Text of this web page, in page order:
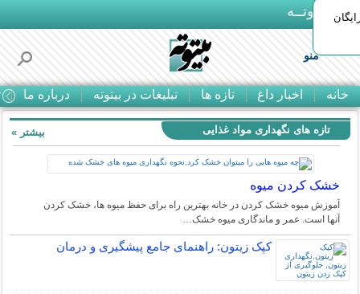
بـیتوتــه
منو
خانه اخبار داغ تازه ها تبلیغات در بیتوته درباره ما
تازه های نگهداری مواد غذایی
خشک کردن میوه
آموزش میوه خشک کردن در خانه بهترین راه برای حفظ میوه ها، خشک کردن
آنها است. عمر و ماندگاری میوه خشک…
کپک زیتون: راهنمای جامع پیشگیری و درمان
بیشتر »